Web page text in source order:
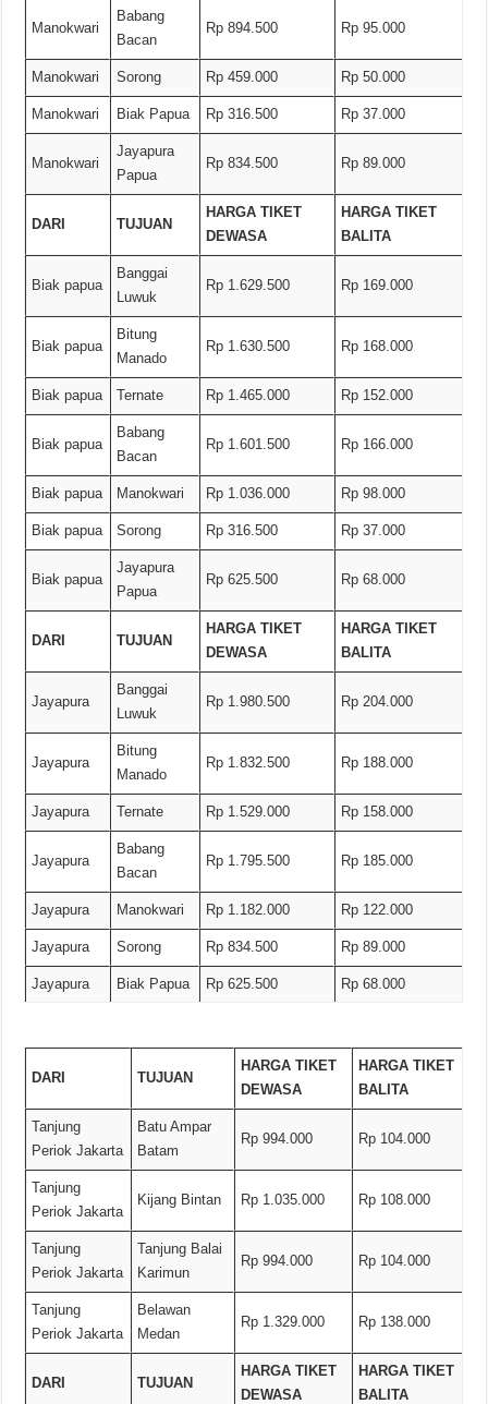
Manokwari
Babang
Bacan
Rp 894.500 Rp 95.000
Manokwari Sorong Rp 459.000 Rp 50.000
Manokwari Biak Papua Rp 316.500 Rp 37.000
Manokwari
Jayapura
Papua
Rp 834.500 Rp 89.000
DARI TUJUAN
HARGA TIKET
DEWASA
HARGA TIKET
BALITA
Biak papua
Banggai
Luwuk
Rp 1.629.500 Rp 169.000
Biak papua
Bitung
Manado
Rp 1.630.500 Rp 168.000
Biak papua Ternate Rp 1.465.000 Rp 152.000
Biak papua
Babang
Bacan
Rp 1.601.500 Rp 166.000
Biak papua Manokwari Rp 1.036.000 Rp 98.000
Biak papua Sorong Rp 316.500 Rp 37.000
Biak papua
Jayapura
Papua
Rp 625.500 Rp 68.000
DARI TUJUAN
HARGA TIKET
DEWASA
HARGA TIKET
BALITA
Jayapura
Banggai
Luwuk
Rp 1.980.500 Rp 204.000
Jayapura
Bitung
Manado
Rp 1.832.500 Rp 188.000
Jayapura Ternate Rp 1.529.000 Rp 158.000
Jayapura
Babang
Bacan
Rp 1.795.500 Rp 185.000
Jayapura Manokwari Rp 1.182.000 Rp 122.000
Jayapura Sorong Rp 834.500 Rp 89.000
Jayapura Biak Papua Rp 625.500 Rp 68.000
DARI TUJUAN
HARGA TIKET
DEWASA
HARGA TIKET
BALITA
Tanjung
Periok Jakarta
Batu Ampar
Batam
Rp 994.000 Rp 104.000
Tanjung
Periok Jakarta
Kijang Bintan Rp 1.035.000 Rp 108.000
Tanjung
Periok Jakarta
Tanjung Balai
Karimun
Rp 994.000 Rp 104.000
Tanjung
Periok Jakarta
Belawan
Medan
Rp 1.329.000 Rp 138.000
DARI TUJUAN
HARGA TIKET
DEWASA
HARGA TIKET
BALITA